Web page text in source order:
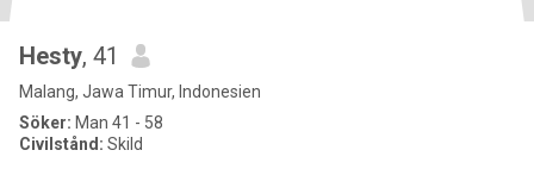
Hesty, 41
Malang, Jawa Timur, Indonesien
Söker: Man 41 - 58
Civilstånd: Skild